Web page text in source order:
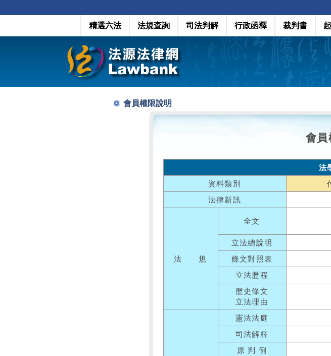
精選六法 法規查詢 司法判解 行政函釋 裁判書
會員權限說明
會員
法
資料類別
法律新訊
法 規
全文
立法總說明
條文對照表
立法歷程
歷史條文
立法理由
憲法法庭
司法解釋
原 判 例